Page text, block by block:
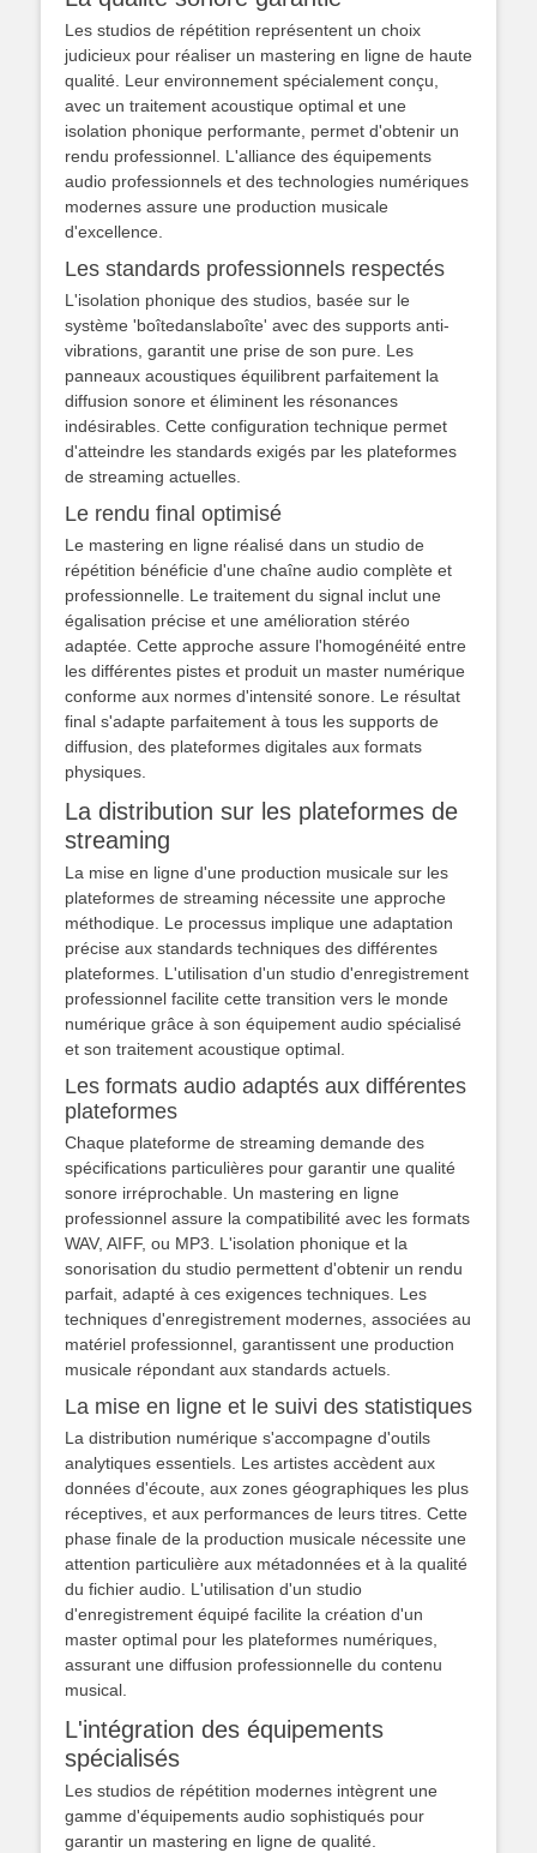
Les studios de répétition représentent un choix
judicieux pour réaliser un mastering en ligne de haute
qualité. Leur environnement spécialement conçu,
avec un traitement acoustique optimal et une
isolation phonique performante, permet d'obtenir un
rendu professionnel. L'alliance des équipements
audio professionnels et des technologies numériques
modernes assure une production musicale
d'excellence.
Les standards professionnels respectés
L'isolation phonique des studios, basée sur le
système 'boîtedanslaboîte' avec des supports anti-
vibrations, garantit une prise de son pure. Les
panneaux acoustiques équilibrent parfaitement la
diffusion sonore et éliminent les résonances
indésirables. Cette configuration technique permet
d'atteindre les standards exigés par les plateformes
de streaming actuelles.
Le rendu final optimisé
Le mastering en ligne réalisé dans un studio de
répétition bénéficie d'une chaîne audio complète et
professionnelle. Le traitement du signal inclut une
égalisation précise et une amélioration stéréo
adaptée. Cette approche assure l'homogénéité entre
les différentes pistes et produit un master numérique
conforme aux normes d'intensité sonore. Le résultat
final s'adapte parfaitement à tous les supports de
diffusion, des plateformes digitales aux formats
physiques.
La distribution sur les plateformes de
streaming
La mise en ligne d'une production musicale sur les
plateformes de streaming nécessite une approche
méthodique. Le processus implique une adaptation
précise aux standards techniques des différentes
plateformes. L'utilisation d'un studio d'enregistrement
professionnel facilite cette transition vers le monde
numérique grâce à son équipement audio spécialisé
et son traitement acoustique optimal.
Les formats audio adaptés aux différentes
plateformes
Chaque plateforme de streaming demande des
spécifications particulières pour garantir une qualité
sonore irréprochable. Un mastering en ligne
professionnel assure la compatibilité avec les formats
WAV, AIFF, ou MP3. L'isolation phonique et la
sonorisation du studio permettent d'obtenir un rendu
parfait, adapté à ces exigences techniques. Les
techniques d'enregistrement modernes, associées au
matériel professionnel, garantissent une production
musicale répondant aux standards actuels.
La mise en ligne et le suivi des statistiques
La distribution numérique s'accompagne d'outils
analytiques essentiels. Les artistes accèdent aux
données d'écoute, aux zones géographiques les plus
réceptives, et aux performances de leurs titres. Cette
phase finale de la production musicale nécessite une
attention particulière aux métadonnées et à la qualité
du fichier audio. L'utilisation d'un studio
d'enregistrement équipé facilite la création d'un
master optimal pour les plateformes numériques,
assurant une diffusion professionnelle du contenu
musical.
L'intégration des équipements
spécialisés
Les studios de répétition modernes intègrent une
gamme d'équipements audio sophistiqués pour
garantir un mastering en ligne de qualité.